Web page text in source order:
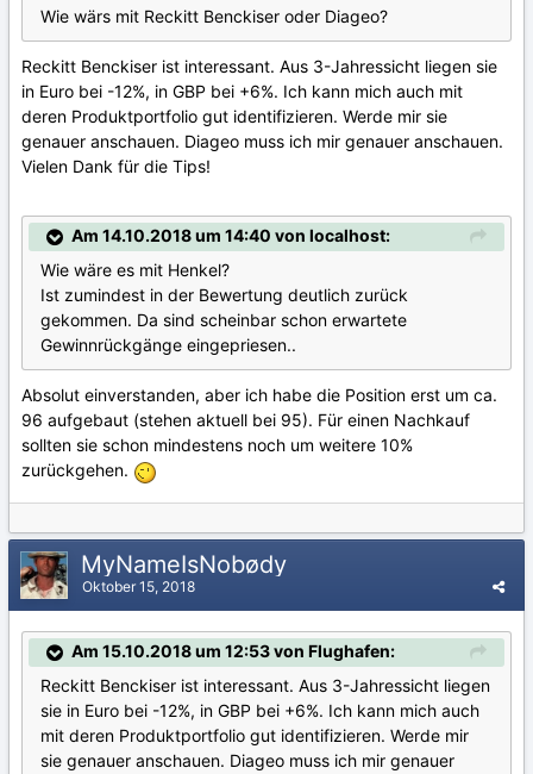
Wie wärs mit Reckitt Benckiser oder Diageo?
Reckitt Benckiser ist interessant. Aus 3-Jahressicht liegen sie
in Euro bei -12%, in GBP bei +6%. Ich kann mich auch mit
deren Produktportfolio gut identifizieren. Werde mir sie
genauer anschauen. Diageo muss ich mir genauer anschauen.
Vielen Dank für die Tips!
Am 14.10.2018 um 14:40 von localhost:
Wie wäre es mit Henkel?
Ist zumindest in der Bewertung deutlich zurück
gekommen. Da sind scheinbar schon erwartete
Gewinnrückgänge eingepriesen..
Absolut einverstanden, aber ich habe die Position erst um ca.
96 aufgebaut (stehen aktuell bei 95). Für einen Nachkauf
sollten sie schon mindestens noch um weitere 10%
zurückgehen.
MyNameIsNobødy
Oktober 15, 2018
Am 15.10.2018 um 12:53 von Flughafen:
Reckitt Benckiser ist interessant. Aus 3-Jahressicht liegen
sie in Euro bei -12%, in GBP bei +6%. Ich kann mich auch
mit deren Produktportfolio gut identifizieren. Werde mir
sie genauer anschauen. Diageo muss ich mir genauer